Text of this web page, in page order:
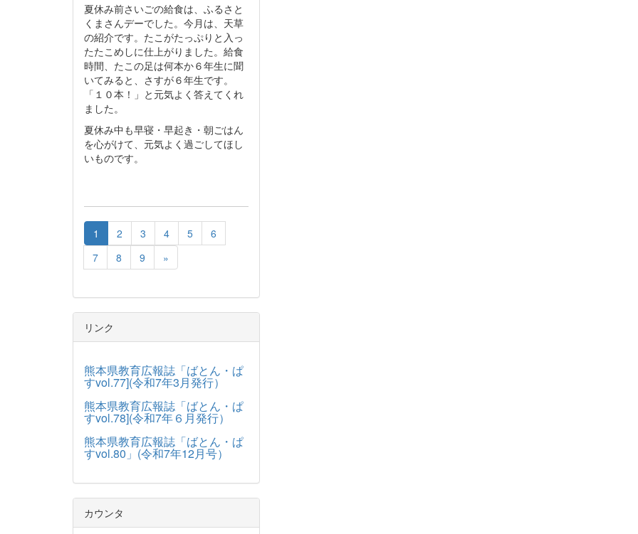
夏休み前さいごの給食は、ふるさと
くまさんデーでした。今月は、天草
の紹介です。たこがたっぷりと入っ
たたこめしに仕上がりました。給食
時間、たこの足は何本か６年生に聞
いてみると、さすが６年生です。
「１０本！」と元気よく答えてくれ
ました。
夏休み中も早寝・早起き・朝ごはん
を心がけて、元気よく過ごしてほし
いものです。
1 2 3 4 5
6
7
8 9 »
リンク
熊本県教育広報誌「ばとん・ぱ
すvol.77](令和7年3月発行）
熊本県教育広報誌「ばとん・ぱ
すvol.78](令和7年６月発行）
熊本県教育広報誌「ばとん・ぱ
すvol.80」(令和7年12月号）
カウンタ